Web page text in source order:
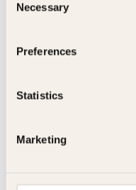
Selection
Necessary
Preferences
Statistics
Marketing
Generelle
0158 Oslo